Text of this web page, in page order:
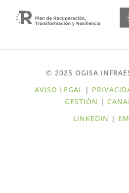
© 2025 OGISA
AVISO LEGAL |
GESTIÓN |
LINKEDIN |